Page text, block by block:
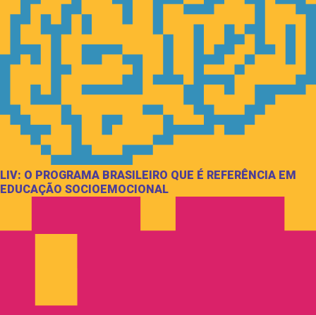
LIV: O PROGRAMA BRASILEIRO QUE É REFERÊNCIA EM
EDUCAÇÃO SOCIOEMOCIONAL